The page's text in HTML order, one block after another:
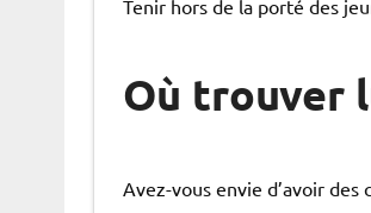
Tenir hors de la porté des
Où trouver
Avez-vous envie d’avoir